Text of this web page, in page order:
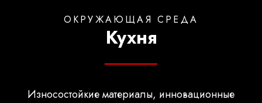
OКРУЖАЮЩАЯ СРЕДА
Кухня
Износостойкие материалы, инновационные